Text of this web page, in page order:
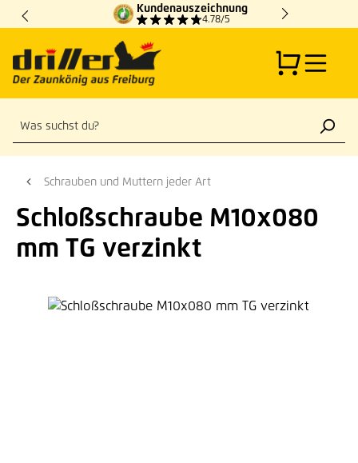
Zum Hauptinhalt springen
Kundenauszeichnung
4.78/5
Schrauben und Muttern jeder Art
Schloßschraube M10x080
mm TG verzinkt
Bildergalerie überspringen